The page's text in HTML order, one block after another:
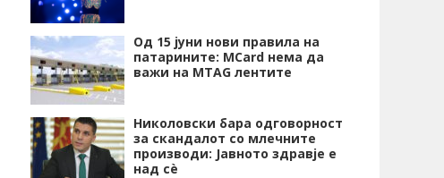
Од 15 јуни нови правила на
патарините: MCard нема да
важи на MTAG лентите
Николовски бара одговорност
за скандалот со млечните
производи: Јавното здравје е
над сѐ